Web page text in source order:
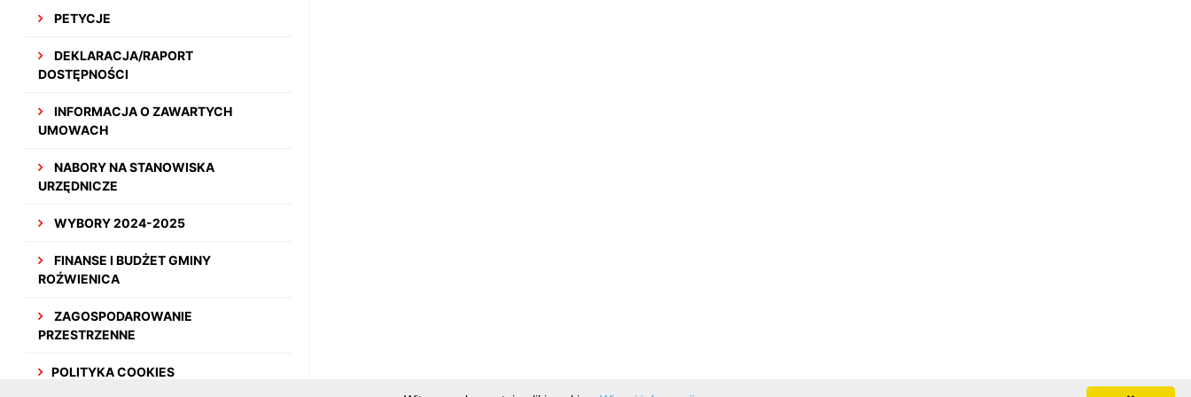
PETYCJE
DEKLARACJA/RAPORT
DOSTĘPNOŚCI
INFORMACJA O ZAWARTYCH
UMOWACH
NABORY NA STANOWISKA
URZĘDNICZE
WYBORY 2024-2025
FINANSE I BUDŻET GMINY
ROŹWIENICA
ZAGOSPODAROWANIE
PRZESTRZENNE
POLITYKA COOKIES